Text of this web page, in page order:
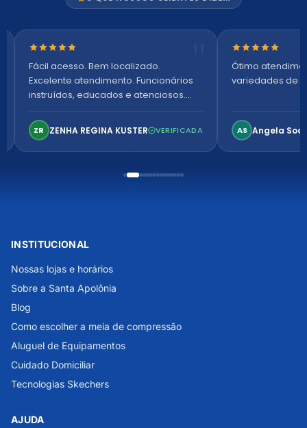
Nota 5 de 5 estrelas
Fácil acesso. Bem localizado.
Excelente atendimento. Funcionários
instruídos, educados e atenciosos.
confortável. Perfeito!
ZR ZENHA REGINA KUSTER VERIFICADA
Nota 5 de 5
Ótimo
variedades de
AS Angela
INSTITUCIONAL
Nossas lojas e horários
Sobre a Santa Apolônia
Blog
Como escolher a meia de compressão
Aluguel de Equipamentos
Cuidado Domiciliar
Tecnologias Skechers
AJUDA